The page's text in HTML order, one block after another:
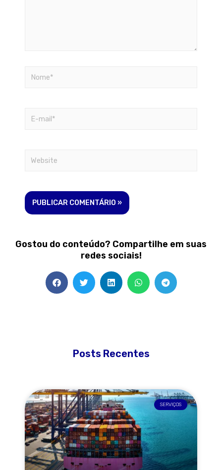
Gostou do conteúdo? Compartilhe em suas
redes sociais!
Posts Recentes
SERVIÇOS